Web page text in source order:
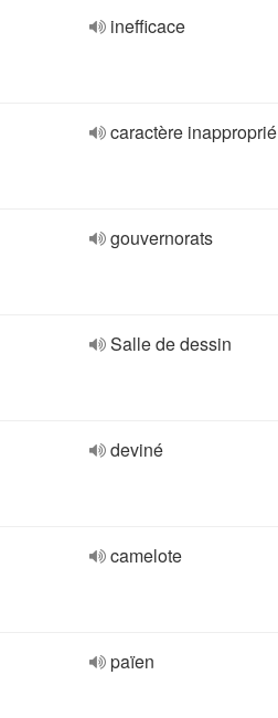
inefficace
caractère inapproprié
gouvernorats
Salle de dessin
deviné
camelote
païen